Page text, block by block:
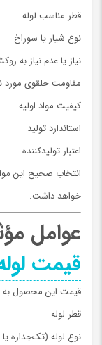
قطر مناسب لوله
نوع شیار یا سوراخ
نیاز یا عدم نیاز به
مقاومت حلقوی مورد
کیفیت مواد اولیه
استاندارد تولید
اعتبار تولیدکننده
انتخاب صحیح این
خواهد داشت.
عوامل
قیمت
قیمت این محصول به
قطر لوله
نوع لوله (تک‌جداره